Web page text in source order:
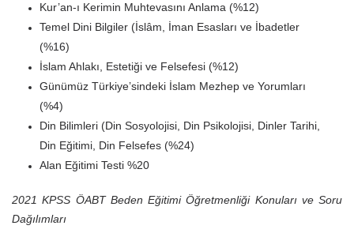
Kur’an-ı Kerimin Muhtevasını Anlama (%12)
Temel Dini Bilgiler (İslâm, İman Esasları ve İbadetler
(%16)
İslam Ahlakı, Estetiği ve Felsefesi (%12)
Günümüz Türkiye’sindeki İslam Mezhep ve Yorumları
(%4)
Din Bilimleri (Din Sosyolojisi, Din Psikolojisi, Dinler Tarihi,
Din Eğitimi, Din Felsefes (%24)
Alan Eğitimi Testi %20
2021 KPSS ÖABT Beden Eğitimi Öğretmenliği Konuları ve Soru
Dağılımları